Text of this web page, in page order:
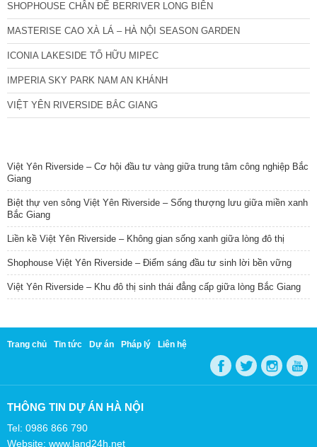
SHOPHOUSE CHÂN ĐẾ BERRIVER LONG BIÊN
MASTERISE CAO XÀ LÁ – HÀ NỘI SEASON GARDEN
ICONIA LAKESIDE TỐ HỮU MIPEC
IMPERIA SKY PARK NAM AN KHÁNH
VIỆT YÊN RIVERSIDE BẮC GIANG
Việt Yên Riverside – Cơ hội đầu tư vàng giữa trung tâm công nghiệp Bắc
Giang
Biệt thự ven sông Việt Yên Riverside – Sống thượng lưu giữa miền xanh
Bắc Giang
Liền kề Việt Yên Riverside – Không gian sống xanh giữa lòng đô thị
Shophouse Việt Yên Riverside – Điểm sáng đầu tư sinh lời bền vững
Việt Yên Riverside – Khu đô thị sinh thái đẳng cấp giữa lòng Bắc Giang
Trang chủ Tin tức Dự án Pháp lý Liên hệ
THÔNG TIN DỰ ÁN HÀ NỘI
Tel: 0986 866 790
Website: www.land24h.net